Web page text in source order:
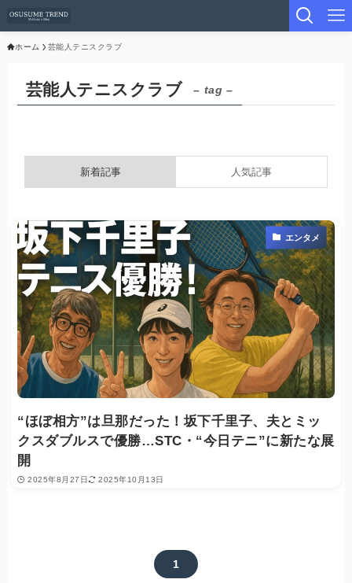
ホーム 芸能人テニスクラブ
芸能人テニスクラブ – tag –
新着記事 人気記事
エンタメ
“ほぼ相方”は旦那だった！坂下千里子、夫とミッ
クスダブルスで優勝…STC・“今日テニ”に新たな展
開
2025年8月27日 2025年10月13日
1